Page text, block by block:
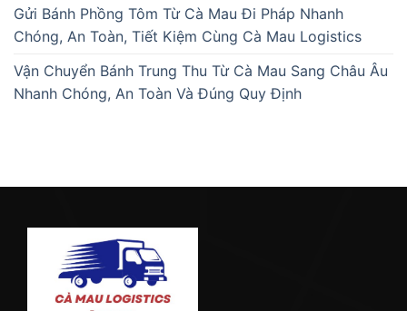
Gửi Bánh Phồng Tôm Từ Cà Mau Đi Pháp Nhanh
Chóng, An Toàn, Tiết Kiệm Cùng Cà Mau Logistics
Vận Chuyển Bánh Trung Thu Từ Cà Mau Sang Châu Âu
Nhanh Chóng, An Toàn Và Đúng Quy Định